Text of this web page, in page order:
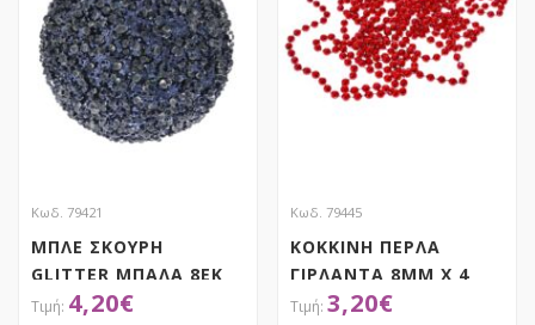
Κωδ. 79421
ΜΠΛΕ ΣΚΟΥΡΗ
GLITTER ΜΠΑΛΑ 8ΕΚ
ΣΕΤ 64,20€
Κωδ. 79445
ΚΟΚΚΙΝΗ ΠΕΡΛΑ
ΓΙΡΛΑΝΤΑ 8ΜΜ Χ 4
ΜΕΤΡΑ
3,20€